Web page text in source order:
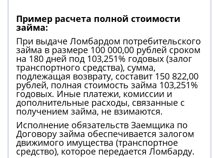
Пример расчета полной стоимости
займа:
При выдаче Ломбардом потребительского
займа в размере 100 000,00 рублей сроком
на 180 дней под 103,251% годовых (залог
транспортного средства), сумма,
подлежащая возврату, составит 150 822,00
рублей, полная стоимость займа 103,251%
годовых. Иные платежи, комиссии и
дополнительные расходы, связанные с
получением займа, не взимаются.
Исполнение обязательств Заемщика по
Договору займа обеспечивается залогом
движимого имущества (транспортное
средство), которое передается Ломбарду.